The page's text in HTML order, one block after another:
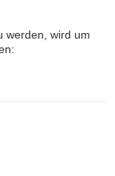
werden, wird um